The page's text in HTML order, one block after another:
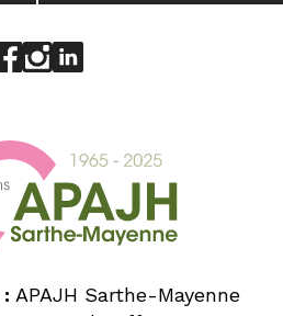
Aller sur le réseau social
Aller sur le réseau social
Aller sur le réseau
APAJH Sarthe-Mayenne